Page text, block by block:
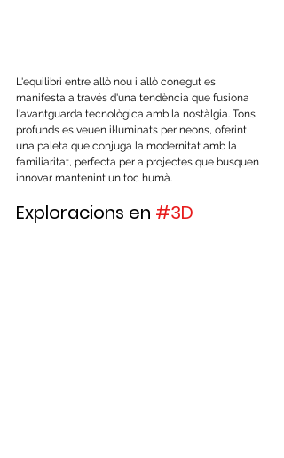
L'equilibri entre allò nou i allò conegut es
manifesta a través d'una tendència que fusiona
l'avantguarda tecnològica amb la nostàlgia. Tons
profunds es veuen il·luminats per neons, oferint
una paleta que conjuga la modernitat amb la
familiaritat, perfecta per a projectes que busquen
innovar mantenint un toc humà.
Exploracions en #3D